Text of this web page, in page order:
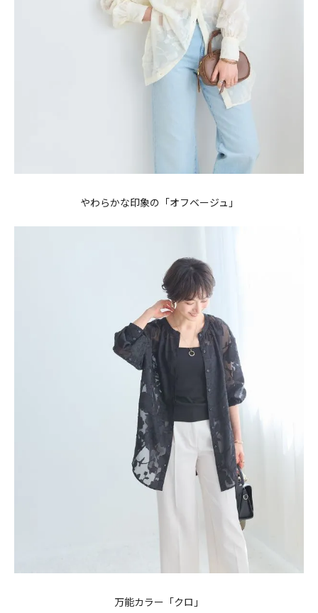
やわらかな印象の「オフベージュ」
万能カラー「クロ」
閉じる